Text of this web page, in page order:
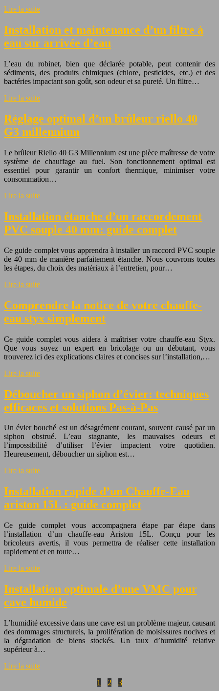
Lire la suite
Installation et maintenance d’un filtre à
eau sur arrivée d’eau
L’eau du robinet, bien que déclarée potable, peut contenir des
sédiments, des produits chimiques (chlore, pesticides, etc.) et des
bactéries impactant son goût, son odeur et sa pureté. Un filtre…
Lire la suite
Réglage optimal d’un brûleur riello 40
G3 millennium
Le brûleur Riello 40 G3 Millennium est une pièce maîtresse de votre
système de chauffage au fuel. Son fonctionnement optimal est
essentiel pour garantir un confort thermique, minimiser votre
consommation…
Lire la suite
Installation étanche d’un raccordement
PVC souple 40 mm: guide complet
Ce guide complet vous apprendra à installer un raccord PVC souple
de 40 mm de manière parfaitement étanche. Nous couvrons toutes
les étapes, du choix des matériaux à l’entretien, pour…
Lire la suite
Comprendre la notice de votre chauffe-
eau styx simplement
Ce guide complet vous aidera à maîtriser votre chauffe-eau Styx.
Que vous soyez un expert en bricolage ou un débutant, vous
trouverez ici des explications claires et concises sur l’installation,…
Lire la suite
Déboucher un siphon d’évier: techniques
efficaces et solutions Pas-à-Pas
Un évier bouché est un désagrément courant, souvent causé par un
siphon obstrué. L’eau stagnante, les mauvaises odeurs et
l’impossibilité d’utiliser l’évier impactent votre quotidien.
Heureusement, déboucher un siphon est…
Lire la suite
Installation rapide d’un Chauffe-Eau
ariston 15L : guide complet
Ce guide complet vous accompagnera étape par étape dans
l’installation d’un chauffe-eau Ariston 15L. Conçu pour les
bricoleurs avertis, il vous permettra de réaliser cette installation
rapidement et en toute…
Lire la suite
Installation optimale d’une VMC pour
cave humide
L’humidité excessive dans une cave est un problème majeur, causant
des dommages structurels, la prolifération de moisissures nocives et
la dégradation de biens stockés. Un taux d’humidité relative
supérieur à…
Lire la suite
1
2 3